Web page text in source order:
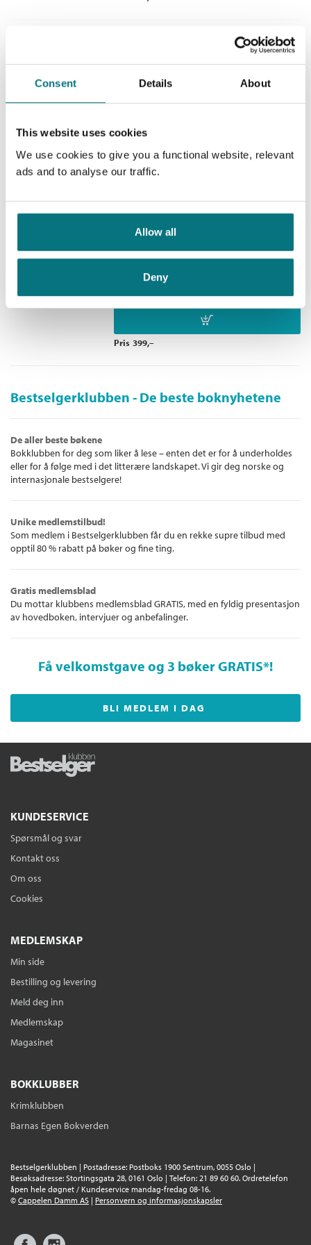
Consent Details About
This website uses cookies
We use cookies to give you a functional website, relevant
ads and to analyse our traffic.
Allow all
Deny
Mary Higgins Clark
Nedlastbar lydbok
Pris 399,–
er Guds himmel
Nedlastbar lydbok
Pris 399,–
Bestselgerklubben - De beste boknyhetene
De aller beste bøkene
Bokklubben for deg som liker å lese – enten det er for å underholdes
eller for å følge med i det litterære landskapet. Vi gir deg norske og
internasjonale bestselgere!
Unike medlemstilbud!
Som medlem i Bestselgerklubben får du en rekke supre tilbud med
opptil 80 % rabatt på bøker og fine ting.
Gratis medlemsblad
Du mottar klubbens medlemsblad GRATIS, med en fyldig presentasjon
av hovedboken, intervjuer og anbefalinger.
Få velkomstgave og 3 bøker GRATIS*!
BLI MEDLEM I DAG
KUNDESERVICE
Spørsmål og svar
Kontakt oss
Om oss
Cookies
MEDLEMSKAP
Min side
Bestilling og levering
Meld deg inn
Medlemskap
Magasinet
BOKKLUBBER
Krimklubben
Barnas Egen Bokverden
Bestselgerklubben | Postadresse: Postboks 1900 Sentrum, 0055 Oslo |
Besøksadresse: Stortingsgata 28, 0161 Oslo | Telefon: 21 89 60 60. Ordretelefon
åpen hele døgnet / Kundeservice mandag-fredag 08-16.
© Cappelen Damm AS | Personvern og informasjonskapsler
Facebook